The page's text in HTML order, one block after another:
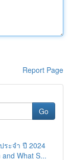
Report Page
Go
ระจำ ปี 2024
What S...